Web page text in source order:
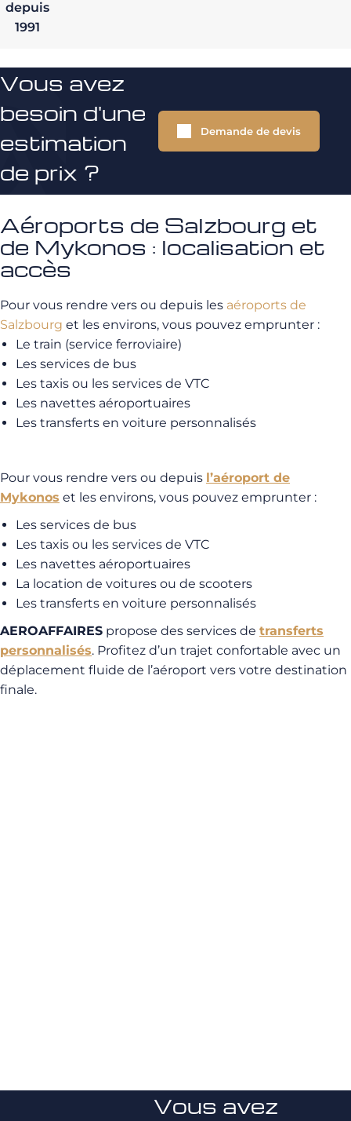
depuis
1991
Vous avez
besoin d'une
estimation
de prix ?
Demande de devis
Aéroports de Salzbourg et
de Mykonos : localisation et
accès
Pour vous rendre vers ou depuis les aéroports de
Salzbourg et les environs, vous pouvez emprunter :
Le train (service ferroviaire)
Les services de bus
Les taxis ou les services de VTC
Les navettes aéroportuaires
Les transferts en voiture personnalisés
Pour vous rendre vers ou depuis l’aéroport de
Mykonos et les environs, vous pouvez emprunter :
Les services de bus
Les taxis ou les services de VTC
Les navettes aéroportuaires
La location de voitures ou de scooters
Les transferts en voiture personnalisés
AEROAFFAIRES propose des services de transferts
personnalisés. Profitez d’un trajet confortable avec un
déplacement fluide de l’aéroport vers votre destination
finale.
Vous avez